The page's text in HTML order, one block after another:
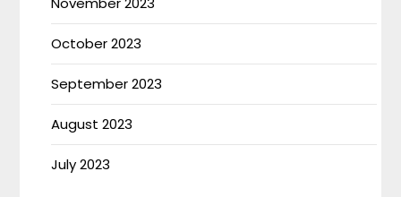
October 2023
September 2023
August 2023
July 2023